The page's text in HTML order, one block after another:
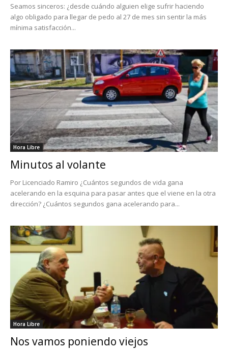
Seamos sinceros: ¿desde cuándo alguien elige sufrir haciendo
algo obligado para llegar de pedo al 27 de mes sin sentir la más
mínima satisfacción...
Hora Libre
Minutos al volante
Por Licenciado Ramiro ¿Cuántos segundos de vida gana
acelerando en la esquina para pasar antes que el viene en la otra
dirección? ¿Cuántos segundos gana acelerando para...
Hora Libre
Nos vamos poniendo viejos